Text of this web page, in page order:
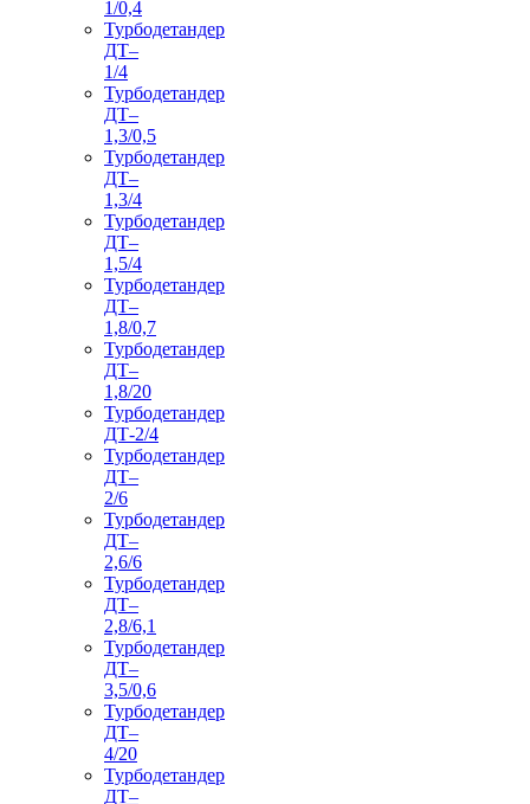
1/0,4
Турбодетандер
ДТ–
1/4
Турбодетандер
ДТ–
1,3/0,5
Турбодетандер
ДТ–
1,3/4
Турбодетандер
ДТ–
1,5/4
Турбодетандер
ДТ–
1,8/0,7
Турбодетандер
ДТ–
1,8/20
Турбодетандер
ДТ-2/4
Турбодетандер
ДТ–
2/6
Турбодетандер
ДТ–
2,6/6
Турбодетандер
ДТ–
2,8/6,1
Турбодетандер
ДТ–
3,5/0,6
Турбодетандер
ДТ–
4/20
Турбодетандер
ДТ–